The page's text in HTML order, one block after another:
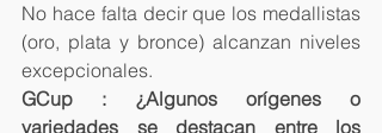
No hace falta decir que los medallistas
(oro, plata y bronce) alcanzan niveles
excepcionales.
GCup : ¿Algunos orígenes o
variedades se destacan entre los